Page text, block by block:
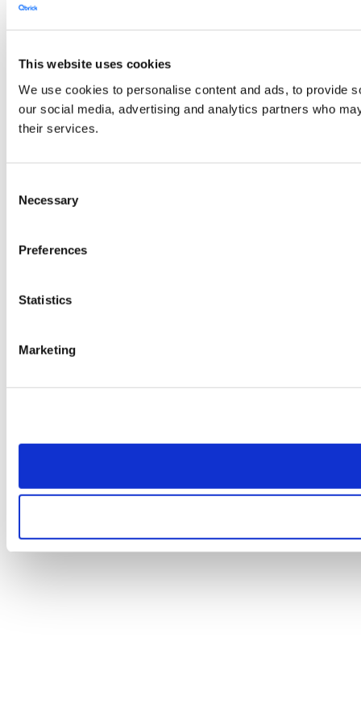
This website uses cookies
We use cookies to personalise content and ads, to provide
our social media, advertising and analytics partners who
their services.
Selection
Necessary
Preferences
Statistics
Marketing